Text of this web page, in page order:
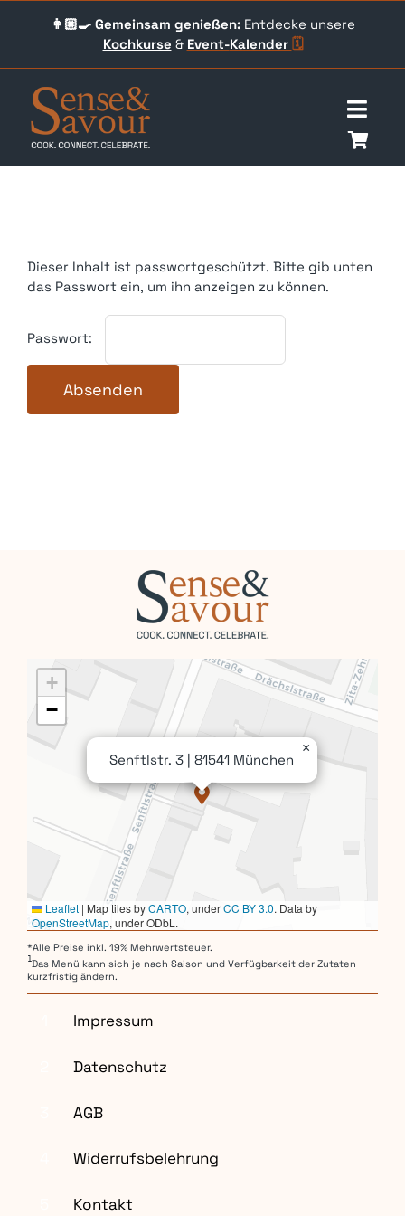
👩🏼‍🍳 Gemeinsam genießen:Entdecke unsere
Kochkurse & Event-Kalender 🗓️
Über uns
Unser Angebot
Dieser Inhalt ist passwortgeschützt. Bitte gib unten
das Passwort ein, um ihn anzeigen zu können.
Passwort:
Senftlstr. 3 | 81541 München
×
+
−
Leaflet | Map tiles byCARTO, underCC BY 3.0. Data by
OpenStreetMap, under ODbL.
*Alle Preise inkl. 19% Mehrwertsteuer.
1Das Menü kann sich je nach Saison und Verfügbarkeit der Zutaten
kurzfristig ändern.
Impressum
Datenschutz
AGB
Widerrufsbelehrung
Kontakt